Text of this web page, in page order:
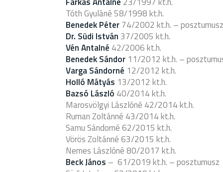
Tóth Gyuláné 58/1998 kt.h.
Benedek Péter74/2002 kt.h. – posztumusz
Dr. Südi István 37/2005 kt.h.
Vén Antalné 42/2006 kt.h.
Benedek Sándor 11/2012 kt.h. –
Varga Sándorné 12/2012 kt.h.
Holló Mátyás 13/2012 kt.h.
Bazsó László 40/2014 kt.h.
Marosvölgyi Lászlóné 42/2014 kt.h.
Ruman Zoltánné 43/2014 kt.h.
Samu Sándorné 62/2015 kt.h.
Vörös Zoltánné 63/2015 kt.h.
Nemes Lászlóné 80/2017 kt.h.
Beck János – 61/2019 kt.h. – posztumusz